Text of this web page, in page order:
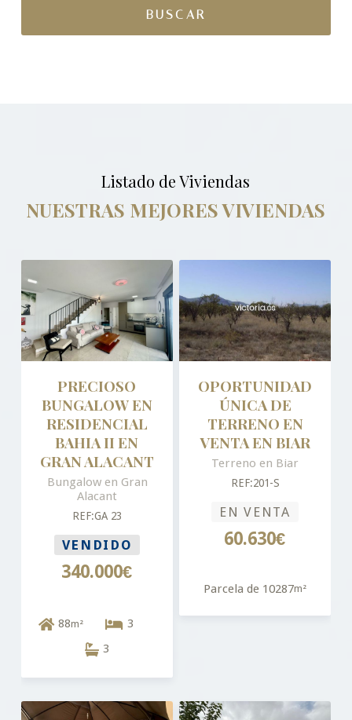
Listado de Viviendas
NUESTRAS MEJORES VIVIENDAS
PRECIOSO
BUNGALOW EN
RESIDENCIAL
BAHIA II EN
GRAN ALACANT
Bungalow en Gran
Alacant
REF:GA 23
VENDIDO
340.000€
88m²
3
3
OPORTUNIDAD
ÚNICA DE
TERRENO EN
VENTA EN BIAR
Terreno en Biar
REF:201-S
EN VENTA
60.630€
Parcela de 10287m²